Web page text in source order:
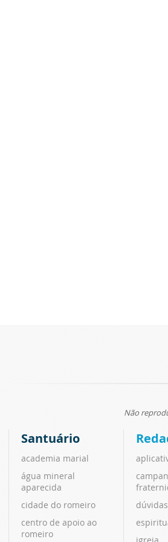
Não
Santuário
academia marial
água mineral
aparecida
cidade do romeiro
centro de apoio ao
romeiro
igreja